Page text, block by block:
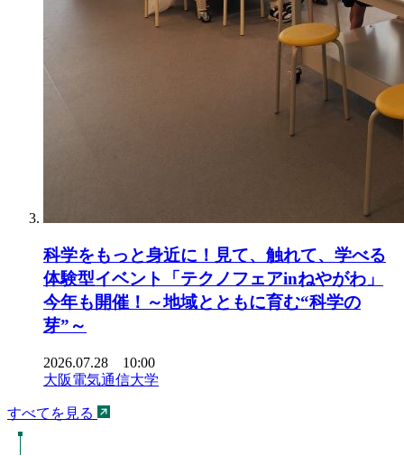
科学をもっと身近に！見て、触れて、学べる
体験型イベント「テクノフェアinねやがわ」
今年も開催！～地域とともに育む“科学の
芽”～
2026.07.28 10:00
大阪電気通信大学
すべてを見る